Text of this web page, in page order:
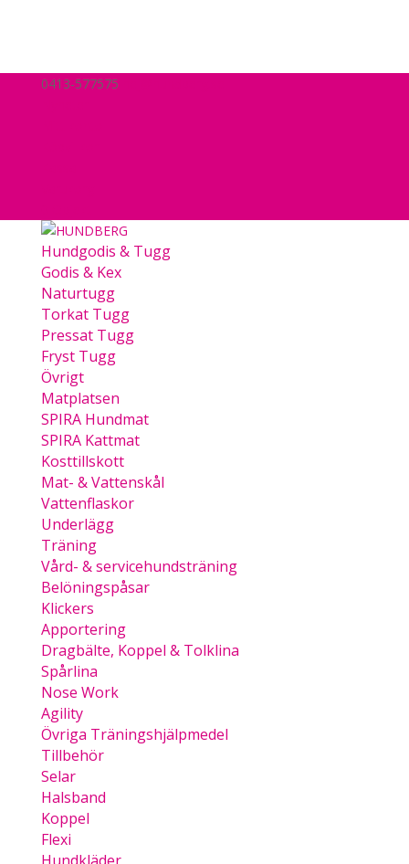
0413-577575
Hundgodis & Tugg
Godis & Kex
Naturtugg
Torkat Tugg
Pressat Tugg
Fryst Tugg
Övrigt
Matplatsen
SPIRA Hundmat
SPIRA Kattmat
Kosttillskott
Mat- & Vattenskål
Vattenflaskor
Underlägg
Träning
Vård- & servicehundsträning
Belöningspåsar
Klickers
Apportering
Dragbälte, Koppel & Tolklina
Spårlina
Nose Work
Agility
Övriga Träningshjälpmedel
Tillbehör
Selar
Halsband
Koppel
Flexi